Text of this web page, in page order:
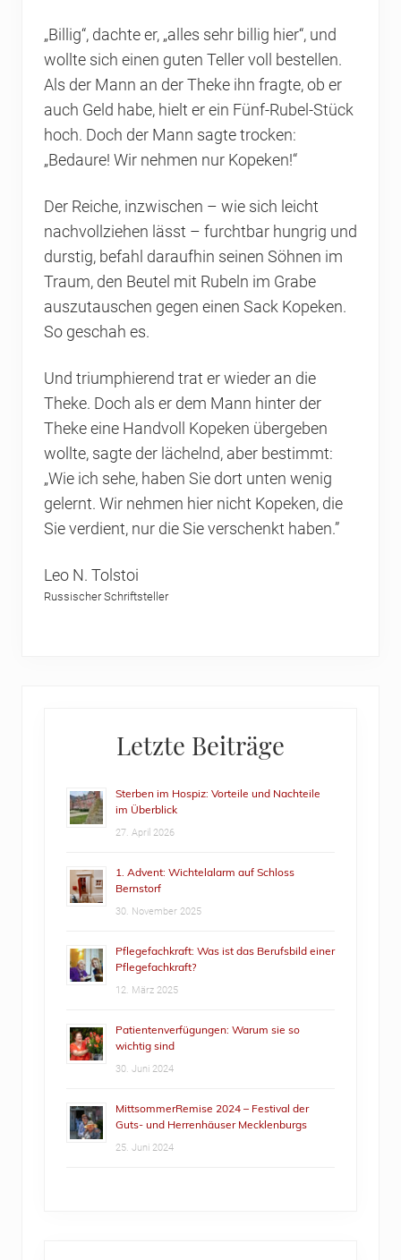
„Billig“, dachte er, „alles sehr billig hier“, und
wollte sich einen guten Teller voll bestellen.
Als der Mann an der Theke ihn fragte, ob er
auch Geld habe, hielt er ein Fünf-Rubel-Stück
hoch. Doch der Mann sagte trocken:
„Bedaure! Wir nehmen nur Kopeken!“
Der Reiche, inzwischen – wie sich leicht
nachvollziehen lässt – furchtbar hungrig und
durstig, befahl daraufhin seinen Söhnen im
Traum, den Beutel mit Rubeln im Grabe
auszutauschen gegen einen Sack Kopeken.
So geschah es.
Und triumphierend trat er wieder an die
Theke. Doch als er dem Mann hinter der
Theke eine Handvoll Kopeken übergeben
wollte, sagte der lächelnd, aber bestimmt:
„Wie ich sehe, haben Sie dort unten wenig
gelernt. Wir nehmen hier nicht Kopeken, die
Sie verdient, nur die Sie verschenkt haben.”
Leo N. Tolstoi
Russischer Schriftsteller
SidebarLetzte Beiträge
Sterben im Hospiz: Vorteile und Nachteile
im Überblick
27. April 2026
1. Advent: Wichtelalarm auf Schloss
Bernstorf
30. November 2025
Pflegefachkraft: Was ist das Berufsbild einer
Pflegefachkraft?
12. März 2025
Patientenverfügungen: Warum sie so
wichtig sind
30. Juni 2024
MittsommerRemise 2024 – Festival der
Guts- und Herrenhäuser Mecklenburgs
25. Juni 2024